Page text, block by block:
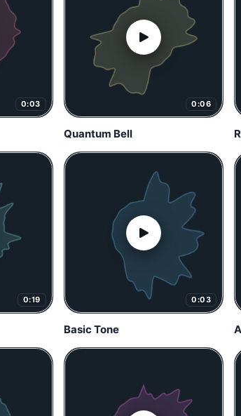
0:03 0:06
Quantum Bell
0:19 0:03
Basic Tone